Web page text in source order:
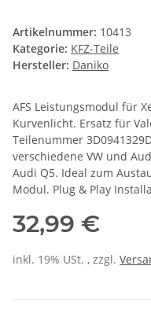
Artikelnummer: 10413
Kategorie: KFZ-Teile
Hersteller: Daniko
AFS Leistungsmodul für
Kurvenlicht. Ersatz für
Teilenummer
verschiedene VW und
Audi Q5. Ideal zum
Modul. Plug & Play
32,99 €
inkl. 19% USt. , zzgl.